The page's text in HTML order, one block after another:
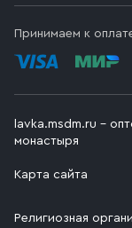
Принимаем к
lavka.msdm.ru –
монастыря
Карта сайта
Религиозная